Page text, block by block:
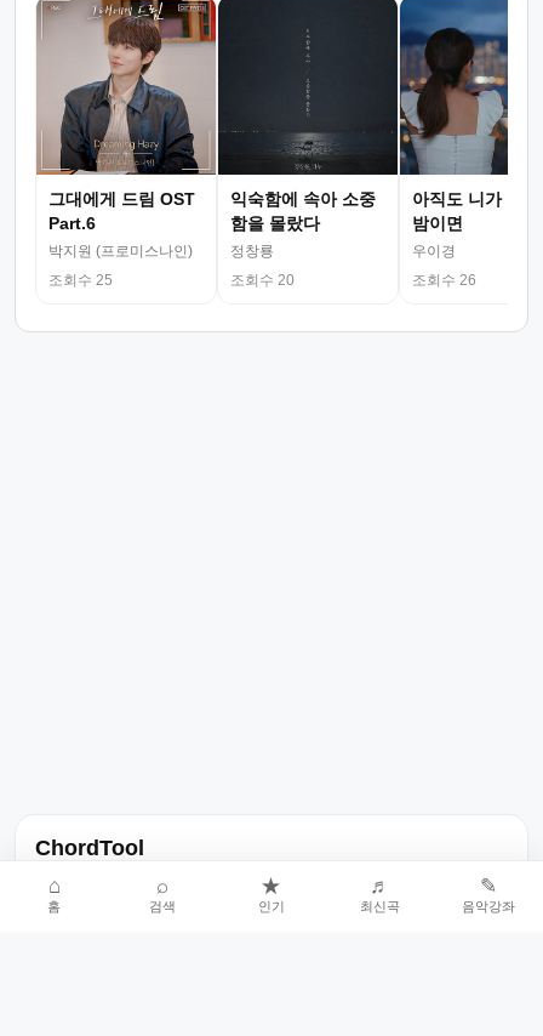
그대에게 드림 OST
Part.6
박지원 (프로미스나인)
조회수 25
익숙함에 속아 소중
함을 몰랐다
정창룡
조회수 20
아직도 니가 그
밤이면
우이경
조회수 26
ChordTool
노래 가사, 곡 정보, 코드, 악보를 한곳에서 찾을 수 있는 음악 정보
서비스입니다.
⌂
홈
⌕
검색
★
인기
♬
최신곡
✎
음악강좌